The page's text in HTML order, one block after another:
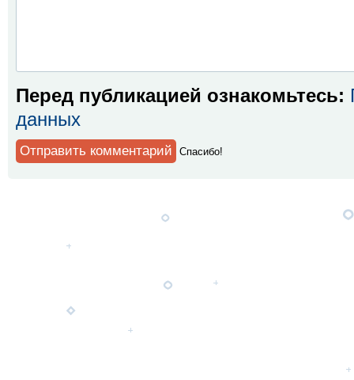
Перед публикацией ознакомьтесь:
данных
Спaсибо!